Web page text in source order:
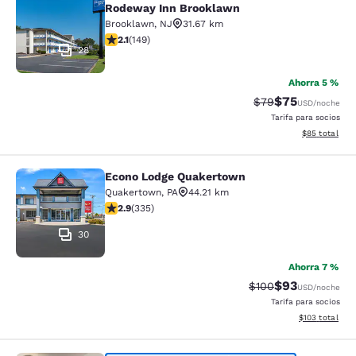
28
Rodeway Inn Brooklawn
Brooklawn, NJ
31.67 km
calificación de 2.07 estrellas. Feria. 149 reseñas
2.1(149)
Ahorra 5 %
Precio tachado:
$79Precio con
$75USD/noche
Tarifa para socios
Ver detalles
$85 total
Econo Lodge Quakertown
30
Econo Lodge Quakertown
Quakertown, PA
44.21 km
calificación de 2.94 estrellas. Feria. 335 reseñas
2.9(335)
Ahorra 7 %
Precio tachado:
$100Precio con
$93USD/noche
Tarifa para socios
Ver detalles
$103 total